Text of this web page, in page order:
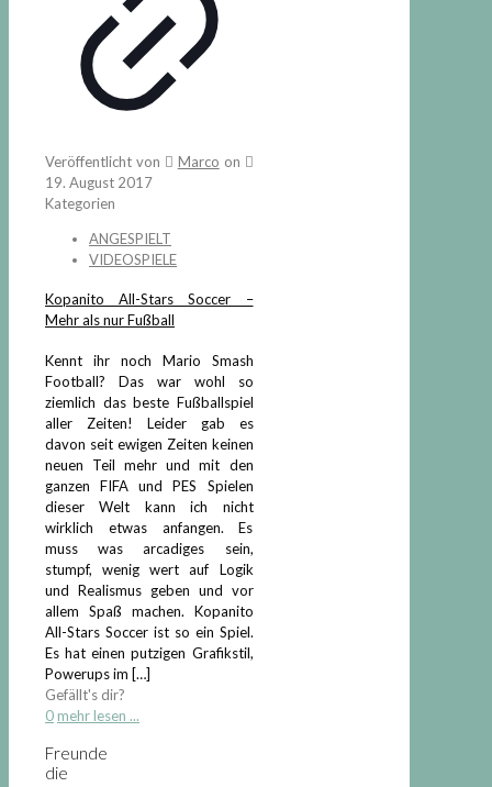
Veröffentlicht von Marco on
19. August 2017
Kategorien
ANGESPIELT
VIDEOSPIELE
Kopanito All-Stars Soccer –
Mehr als nur Fußball
Kennt ihr noch Mario Smash
Football? Das war wohl so
ziemlich das beste Fußballspiel
aller Zeiten! Leider gab es
davon seit ewigen Zeiten keinen
neuen Teil mehr und mit den
ganzen FIFA und PES Spielen
dieser Welt kann ich nicht
wirklich etwas anfangen. Es
muss was arcadiges sein,
stumpf, wenig wert auf Logik
und Realismus geben und vor
allem Spaß machen. Kopanito
All-Stars Soccer ist so ein Spiel.
Es hat einen putzigen Grafikstil,
Powerups im […]
Gefällt's dir?
0 mehr lesen ...
Freunde
die